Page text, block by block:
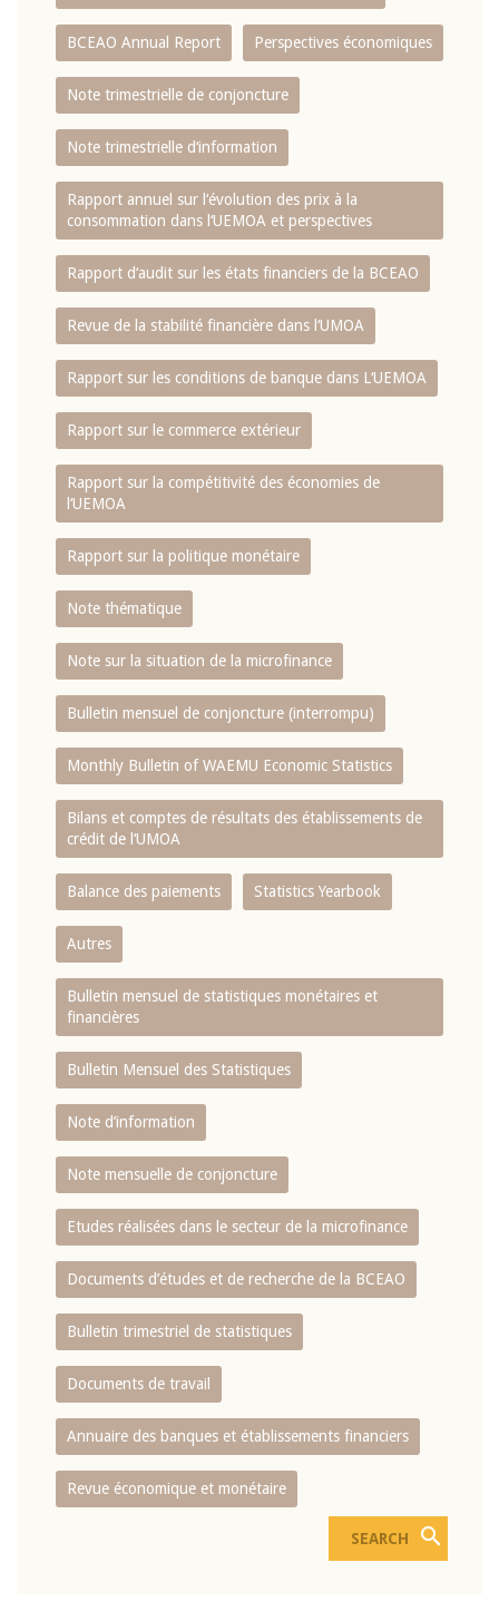
BCEAO Annual Report Perspectives économiques
Note trimestrielle de conjoncture
Note trimestrielle d‘information
Rapport annuel sur l‘évolution des prix à la
consommation dans l‘UEMOA et perspectives
Rapport d‘audit sur les états financiers de la BCEAO
Revue de la stabilité financière dans l‘UMOA
Rapport sur les conditions de banque dans L‘UEMOA
Rapport sur le commerce extérieur
Rapport sur la compétitivité des économies de
l‘UEMOA
Rapport sur la politique monétaire
Note thématique
Note sur la situation de la microfinance
Bulletin mensuel de conjoncture (interrompu)
Monthly Bulletin of WAEMU Economic Statistics
Bilans et comptes de résultats des établissements de
crédit de l‘UMOA
Balance des paiements Statistics Yearbook
Autres
Bulletin mensuel de statistiques monétaires et
financières
Bulletin Mensuel des Statistiques
Note d’information
Note mensuelle de conjoncture
Etudes réalisées dans le secteur de la microfinance
Documents d’études et de recherche de la BCEAO
Bulletin trimestriel de statistiques
Documents de travail
Annuaire des banques et établissements financiers
Revue économique et monétaire